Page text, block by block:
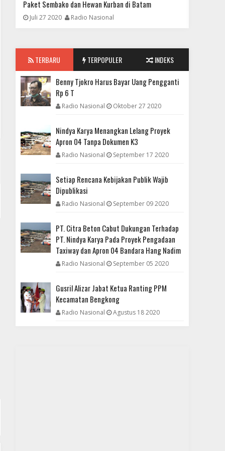
Paket Sembako dan Hewan Kurban di Batam
Juli 27 2020 Radio Nasional
TERBARU TERPOPULER INDEKS
Benny Tjokro Harus Bayar Uang Pengganti
Rp 6 T
Radio Nasional Oktober 27 2020
Nindya Karya Menangkan Lelang Proyek
Apron 04 Tanpa Dokumen K3
Radio Nasional September 17 2020
Setiap Rencana Kebijakan Publik Wajib
Dipublikasi
Radio Nasional September 09 2020
PT. Citra Beton Cabut Dukungan Terhadap
PT. Nindya Karya Pada Proyek Pengadaan
Taxiway dan Apron 04 Bandara Hang Nadim
Radio Nasional September 05 2020
Gusril Alizar Jabat Ketua Ranting PPM
Kecamatan Bengkong
Radio Nasional Agustus 18 2020
FOKUS
Benny Tjokro Harus Bayar Uang Pengganti Rp 6 T
Nindya Karya Menangkan Lelang Proyek Apron 04
Tanpa Dokumen K3